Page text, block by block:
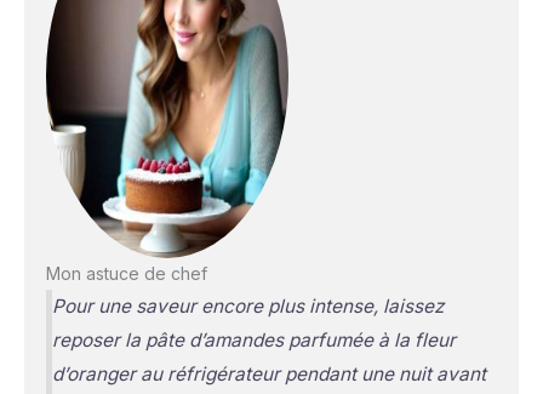
Mon astuce de chef
Pour une saveur encore plus intense, laissez
reposer la pâte d’amandes parfumée à la fleur
d’oranger au réfrigérateur pendant une nuit avant